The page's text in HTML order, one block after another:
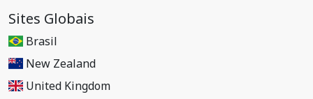
Sites Globais
Brasil
New Zealand
United Kingdom